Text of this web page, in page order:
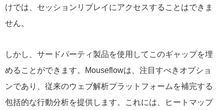
けでは、セッションリプレイにアクセスすることはできま
せん。
しかし、サードパーティ製品を使用してこのギャップを埋
めることができます。Mouseflowは、注目すべきオプショ
ンであり、従来のウェブ解析プラットフォームを補完する
包括的な行動分析を提供します。これには、ヒートマップ